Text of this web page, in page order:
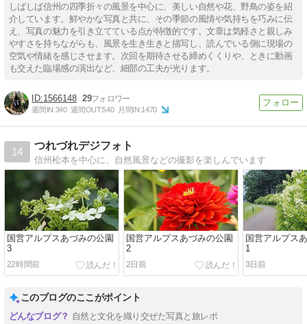
しばしば信州の四季折々の風景を中心に、美しい自然や花、野鳥の姿を紹
介しています。鮮やかな写真と共に、その季節の風情や気持ちを巧みに伝
え、写真の魅力を引き立てている点が特徴的です。文章は気軽さと親しみ
やすさを持ちながらも、風景を生き生きと描写し、読んでいる側に現場の
空気や情緒を感じさせます。次回を期待させる締めくくりや、ときに動画
も交えた臨場感の演出など、細部の工夫が光ります。
1566148 29
週間IN:340 週間OUT:540 月間IN:1470
14
つれづれデジフォト
信州松本を中心に、自然風景などの撮影を楽しんでいます
国営アルプスあづみの公園
3
22時間前
国営アルプスあづみの公園
2
2日前
国営アルプス
1
3日前
このブログのここがポイント
自然と文化を織り交ぜた写真と旅レポ